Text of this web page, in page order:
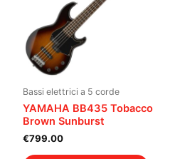
Bassi elettrici a 5 corde
YAMAHA BB435 Tobacco
Brown Sunburst
€799.00